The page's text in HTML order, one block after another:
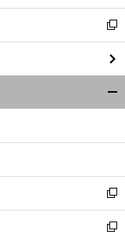
開
く
新
し
い
ウ
ィ
ン
ウ
開
く
新
し
い
新